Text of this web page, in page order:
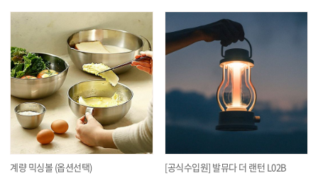
계량 믹싱볼 (옵션선택)
[공식수입원] 발뮤다 더 랜턴 L02B